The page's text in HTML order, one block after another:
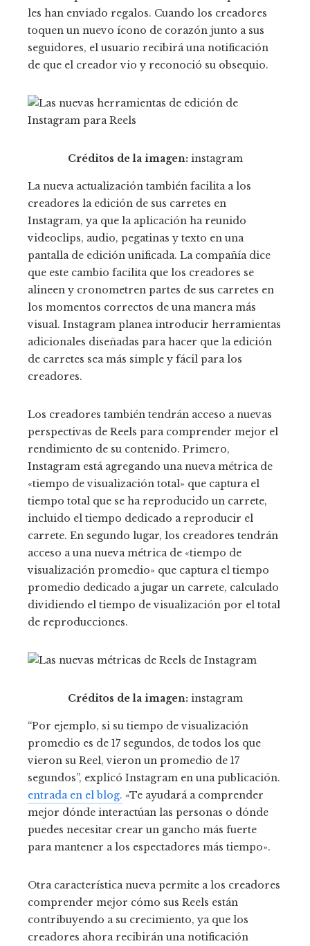
les han enviado regalos. Cuando los creadores
toquen un nuevo ícono de corazón junto a sus
seguidores, el usuario recibirá una notificación
de que el creador vio y reconoció su obsequio.
Créditos de la imagen: instagram
La nueva actualización también facilita a los
creadores la edición de sus carretes en
Instagram, ya que la aplicación ha reunido
videoclips, audio, pegatinas y texto en una
pantalla de edición unificada. La compañía dice
que este cambio facilita que los creadores se
alineen y cronometren partes de sus carretes en
los momentos correctos de una manera más
visual. Instagram planea introducir herramientas
adicionales diseñadas para hacer que la edición
de carretes sea más simple y fácil para los
creadores.
Los creadores también tendrán acceso a nuevas
perspectivas de Reels para comprender mejor el
rendimiento de su contenido. Primero,
Instagram está agregando una nueva métrica de
«tiempo de visualización total» que captura el
tiempo total que se ha reproducido un carrete,
incluido el tiempo dedicado a reproducir el
carrete. En segundo lugar, los creadores tendrán
acceso a una nueva métrica de «tiempo de
visualización promedio» que captura el tiempo
promedio dedicado a jugar un carrete, calculado
dividiendo el tiempo de visualización por el total
de reproducciones.
Créditos de la imagen: instagram
“Por ejemplo, si su tiempo de visualización
promedio es de 17 segundos, de todos los que
vieron su Reel, vieron un promedio de 17
segundos”, explicó Instagram en una publicación.
entrada en el blog. «Te ayudará a comprender
mejor dónde interactúan las personas o dónde
puedes necesitar crear un gancho más fuerte
para mantener a los espectadores más tiempo».
Otra característica nueva permite a los creadores
comprender mejor cómo sus Reels están
contribuyendo a su crecimiento, ya que los
creadores ahora recibirán una notificación